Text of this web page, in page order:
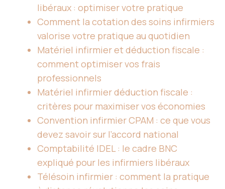
libéraux : optimiser votre pratique
Comment la cotation des soins infirmiers
valorise votre pratique au quotidien
Matériel infirmier et déduction fiscale :
comment optimiser vos frais
professionnels
Matériel infirmier déduction fiscale :
critères pour maximiser vos économies
Convention infirmier CPAM : ce que vous
devez savoir sur l’accord national
Comptabilité IDEL : le cadre BNC
expliqué pour les infirmiers libéraux
Télésoin infirmier : comment la pratique